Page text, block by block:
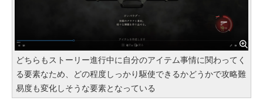
どちらもストーリー進行中に自分のアイテム事情に関わってく
る要素なため、どの程度しっかり駆使できるかどうかで攻略難
易度も変化しそうな要素となっている